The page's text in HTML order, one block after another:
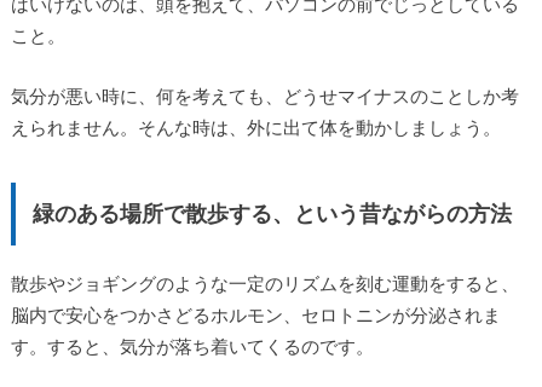
こと。
気分が悪い時に、何を考えても、どうせマイナスのことしか考
えられません。そんな時は、外に出て体を動かしましょう。
緑のある場所で散歩する、という昔ながらの方法
散歩やジョギングのような一定のリズムを刻む運動をすると、
脳内で安心をつかさどるホルモン、セロトニンが分泌されま
す。すると、気分が落ち着いてくるのです。